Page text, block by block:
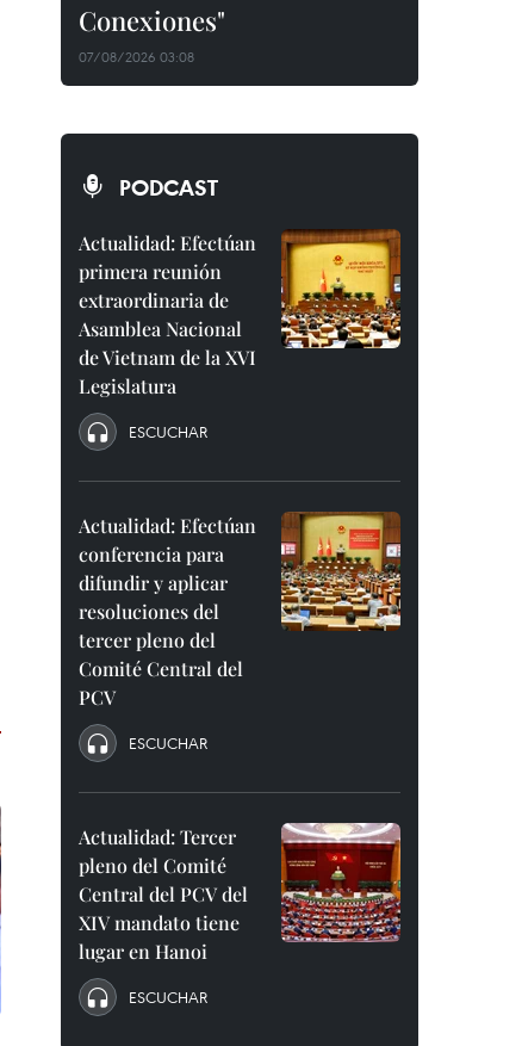
Conexiones"
07/08/2026 03:08
PODCAST
Actualidad: Efectúan
primera reunión
extraordinaria de
Asamblea Nacional
de Vietnam de la XVI
Legislatura
ESCUCHAR
Actualidad: Efectúan
conferencia para
difundir y aplicar
resoluciones del
tercer pleno del
Comité Central del
PCV
ESCUCHAR
Actualidad: Tercer
pleno del Comité
Central del PCV del
XIV mandato tiene
lugar en Hanoi
ESCUCHAR